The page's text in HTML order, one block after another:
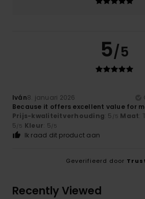
5/5
Iván8. januari 2026
Because it offers excellent value for
Prijs-kwaliteitverhouding: 5 /5 Maat:
5/5 Kleur: 5/5
Ik raad dit product aan
Geverifieerd door
Recently Viewed